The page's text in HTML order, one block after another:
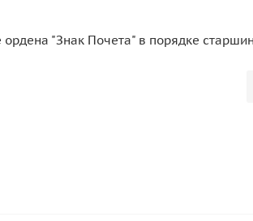
"Знак Почета" в порядке